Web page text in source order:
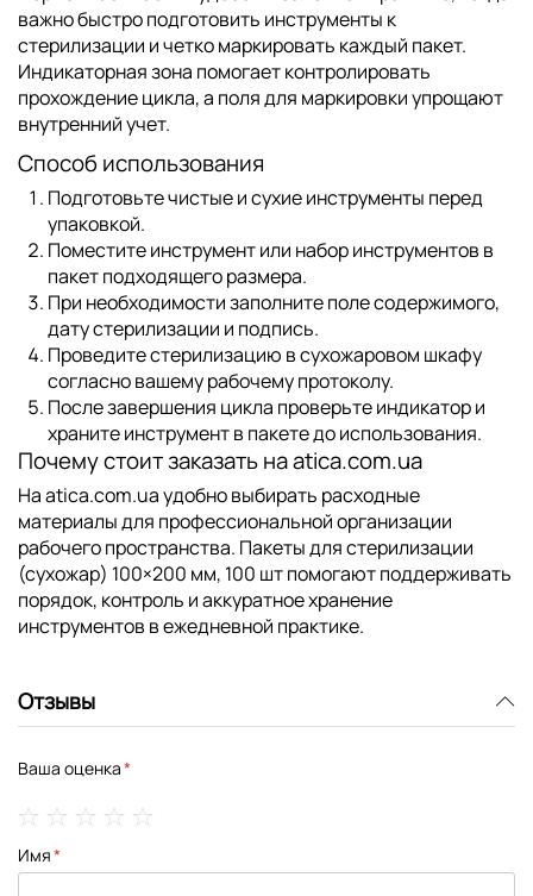
важно быстро подготовить инструменты к
стерилизации и четко маркировать каждый пакет.
Индикаторная зона помогает контролировать
прохождение цикла, а поля для маркировки упрощают
внутренний учет.
Способ использования
Подготовьте чистые и сухие инструменты перед
упаковкой.
Поместите инструмент или набор инструментов в
пакет подходящего размера.
При необходимости заполните поле содержимого,
дату стерилизации и подпись.
Проведите стерилизацию в сухожаровом шкафу
согласно вашему рабочему протоколу.
После завершения цикла проверьте индикатор и
храните инструмент в пакете до использования.
Почему стоит заказать на atica.com.ua
На atica.com.ua удобно выбирать расходные
материалы для профессиональной организации
рабочего пространства. Пакеты для стерилизации
(сухожар) 100×200 мм, 100 шт помогают поддерживать
порядок, контроль и аккуратное хранение
инструментов в ежедневной практике.
Отзывы
Ваша оценка
star
stars
stars
stars
stars
Имя